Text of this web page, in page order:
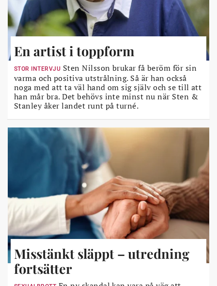
En artist i toppform
STOR INTERVJU Sten Nilsson brukar få beröm för sin
varma och positiva utstrålning. Så är han också
noga med att ta väl hand om sig själv och se till att
han mår bra. Det behövs inte minst nu när Sten &
Stanley åker landet runt på turné.
Misstänkt släppt – utredning
fortsätter